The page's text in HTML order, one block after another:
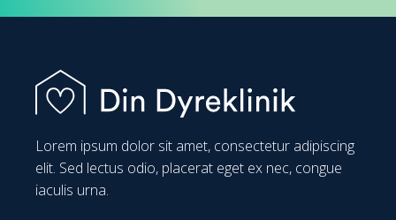
Lorem ipsum dolor sit amet, consectetur adipiscing
elit. Sed lectus odio, placerat eget ex nec, congue
iaculis urna.